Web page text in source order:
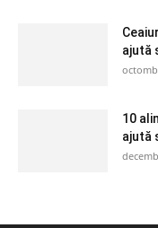
ajută
10
ajută